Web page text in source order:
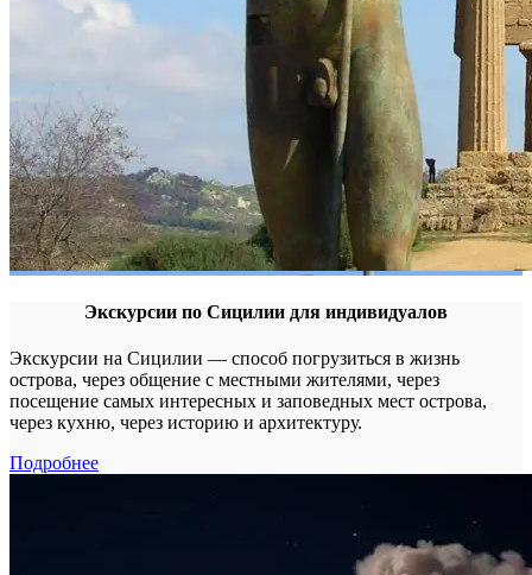
Экскурсии по Сицилии для индивидуалов
Экскурсии на Сицилии — способ погрузиться в жизнь
острова, через общение с местными жителями, через
посещение самых интересных и заповедных мест острова,
через кухню, через историю и архитектуру.
Подробнее